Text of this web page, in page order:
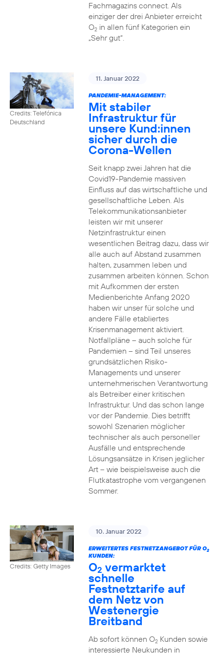
Fachmagazins connect. Als
einziger der drei Anbieter erreicht
O2in allen fünf Kategorien ein
„Sehr gut“.
Credits: Telefónica
Deutschland
11. Januar 2022
PANDEMIE-MANAGEMENT:
Mit stabiler
Infrastruktur für
unsere Kund:innen
sicher durch die
Corona-Wellen
Seit knapp zwei Jahren hat die
Covid19-Pandemie massiven
Einfluss auf das wirtschaftliche und
gesellschaftliche Leben. Als
Telekommunikationsanbieter
leisten wir mit unserer
Netzinfrastruktur einen
wesentlichen Beitrag dazu, dass wir
alle auch auf Abstand zusammen
halten, zusammen leben und
zusammen arbeiten können. Schon
mit Aufkommen der ersten
Medienberichte Anfang 2020
haben wir unser für solche und
andere Fälle etabliertes
Krisenmanagement aktiviert.
Notfallpläne – auch solche für
Pandemien – sind Teil unseres
grundsätzlichen Risiko-
Managements und unserer
unternehmerischen Verantwortung
als Betreiber einer kritischen
Infrastruktur. Und das schon lange
vor der Pandemie. Dies betrifft
sowohl Szenarien möglicher
technischer als auch personeller
Ausfälle und entsprechende
Lösungsansätze in Krisen jeglicher
Art – wie beispielsweise auch die
Flutkatastrophe vom vergangenen
Sommer.
Credits: Getty Images
10. Januar 2022
ERWEITERTES FESTNETZANGEBOT FÜR O2
KUNDEN:
O2 vermarktet
schnelle
Festnetztarife auf
dem Netz von
Westenergie
Breitband
Ab sofort können O2Kunden sowie
interessierte Neukunden in